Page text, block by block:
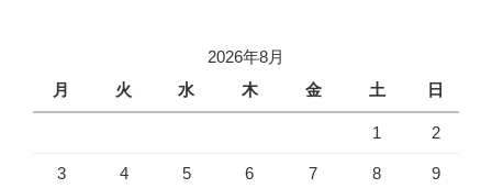
2026年8月
月
火 水 木 金 土 日
1 2
3 4 5 6 7 8 9